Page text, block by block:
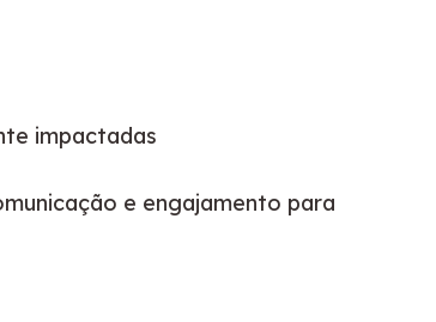
impactadas
e engajamento para